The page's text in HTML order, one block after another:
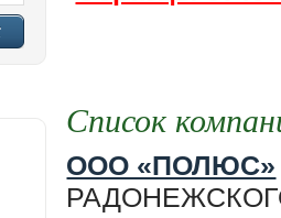
Список
ООО «ПОЛЮС»